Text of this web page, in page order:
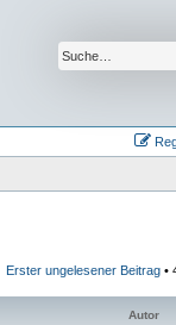
Erster ungelesener Beitrag •
Autor